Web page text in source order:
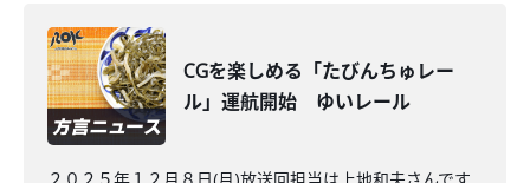
CGを楽しめる「たびんちゅレー
ル」運航開始 ゆいレール